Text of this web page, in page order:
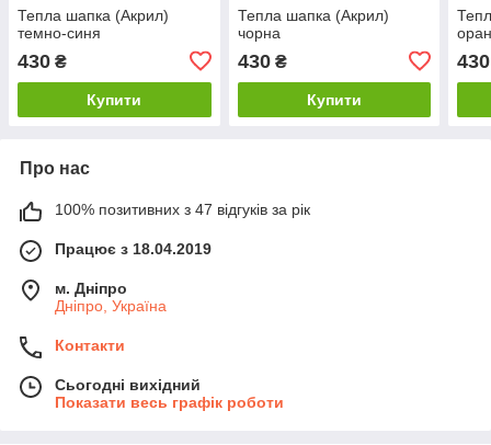
Тепла шапка (Акрил)
темно-синя
430 ₴
Купити
Тепла шапка (Акрил)
чорна
430₴
Купити
430
Про нас
100% позитивних з 47 відгуків за рік
Працює з 18.04.2019
м. Дніпро
Дніпро, Україна
Контакти
Сьогодні вихідний
Показати весь графік роботи